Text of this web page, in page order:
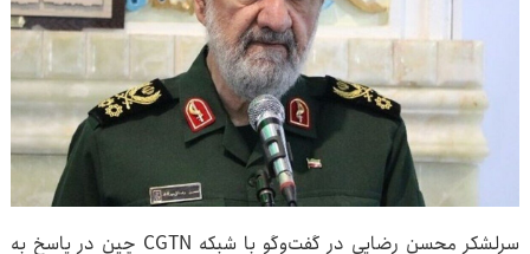
سرلشکر محسن رضایی در گفت‌وگو با شبکه CGTN چین در پاسخ به